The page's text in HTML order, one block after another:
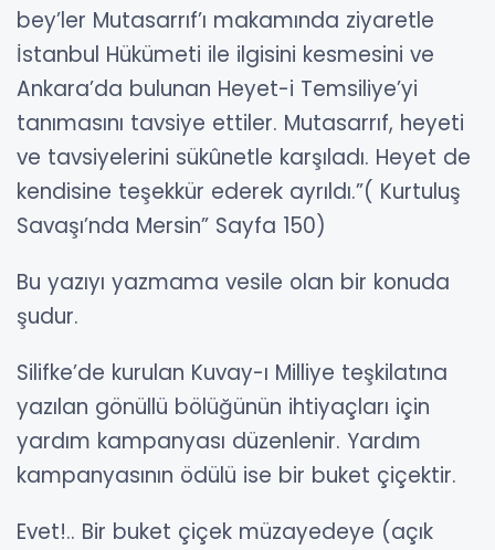
bey’ler Mutasarrıf’ı makamında ziyaretle
İstanbul Hükümeti ile ilgisini kesmesini ve
Ankara’da bulunan Heyet-i Temsiliye’yi
tanımasını tavsiye ettiler. Mutasarrıf, heyeti
ve tavsiyelerini sükûnetle karşıladı. Heyet de
kendisine teşekkür ederek ayrıldı.”( Kurtuluş
Savaşı’nda Mersin” Sayfa 150)
Bu yazıyı yazmama vesile olan bir konuda
şudur.
Silifke’de kurulan Kuvay-ı Milliye teşkilatına
yazılan gönüllü bölüğünün ihtiyaçları için
yardım kampanyası düzenlenir. Yardım
kampanyasının ödülü ise bir buket çiçektir.
Evet!.. Bir buket çiçek müzayedeye (açık